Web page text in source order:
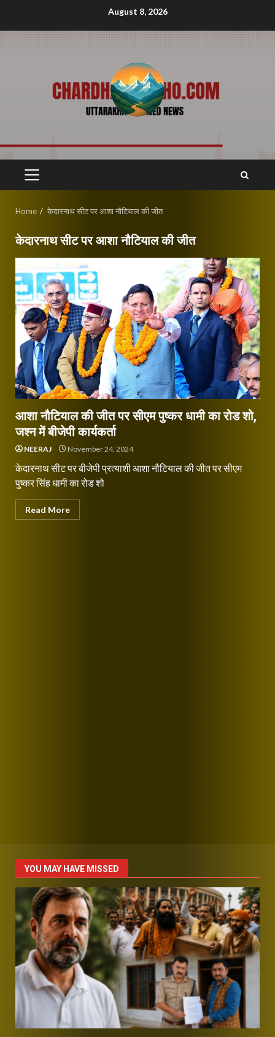
August 8, 2026
PRIMARY
Home केदारनाथ सीट पर आशा नौटियाल की जीत
केदारनाथ सीट पर आशा नौटियाल की जीत
आशा नौटियाल की जीत पर सीएम पुष्कर धामी का रोड शो,
जश्न में बीजेपी कार्यकर्ता
NEERAJ November 24, 2024
केदारनाथ सीट पर बीजेपी प्रत्याशी आशा नौटियाल की जीत पर सीएम
पुष्कर सिंह धामी का रोड शो
Read More
YOU MAY HAVE MISSED